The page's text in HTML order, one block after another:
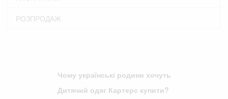
РОЗПРОДАЖ
Чому українські родини хочуть
Дитячий одяг Картерс купити?